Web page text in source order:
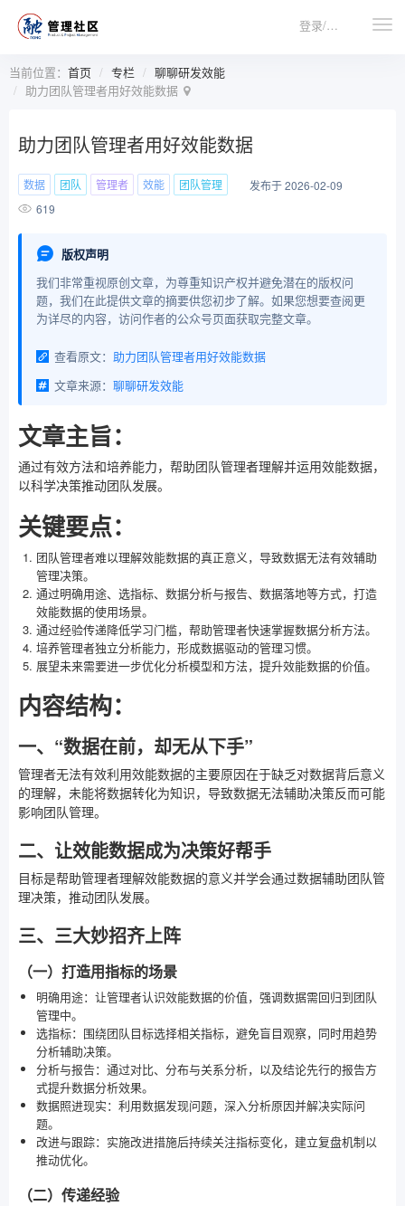
登录/注册
当前位置： 首页 专栏
聊聊研发效能
助力团队管理者用好效能数据
助力团队管理者用好效能数据
数据 团队 管理者 效能 团队管理
发布于 2026-02-09
619
版权声明
我们非常重视原创文章，为尊重知识产权并避免潜在的版权问
题，我们在此提供文章的摘要供您初步了解。如果您想要查阅更
为详尽的内容，访问作者的公众号页面获取完整文章。
查看原文： 助力团队管理者用好效能数据
文章来源： 聊聊研发效能
文章主旨：
通过有效方法和培养能力，帮助团队管理者理解并运用效能数据，
以科学决策推动团队发展。
关键要点：
团队管理者难以理解效能数据的真正意义，导致数据无法有效辅助
管理决策。
通过明确用途、选指标、数据分析与报告、数据落地等方式，打造
效能数据的使用场景。
通过经验传递降低学习门槛，帮助管理者快速掌握数据分析方法。
培养管理者独立分析能力，形成数据驱动的管理习惯。
展望未来需要进一步优化分析模型和方法，提升效能数据的价值。
内容结构：
一、“数据在前，却无从下手”
管理者无法有效利用效能数据的主要原因在于缺乏对数据背后意义
的理解，未能将数据转化为知识，导致数据无法辅助决策反而可能
影响团队管理。
二、让效能数据成为决策好帮手
目标是帮助管理者理解效能数据的意义并学会通过数据辅助团队管
理决策，推动团队发展。
三、三大妙招齐上阵
（一）打造用指标的场景
明确用途：让管理者认识效能数据的价值，强调数据需回归到团队
管理中。
选指标：围绕团队目标选择相关指标，避免盲目观察，同时用趋势
分析辅助决策。
分析与报告：通过对比、分布与关系分析，以及结论先行的报告方
式提升数据分析效果。
数据照进现实：利用数据发现问题，深入分析原因并解决实际问
题。
改进与跟踪：实施改进措施后持续关注指标变化，建立复盘机制以
推动优化。
（二）传递经验